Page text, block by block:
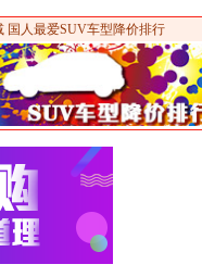
国人最爱SUV车型降价排行